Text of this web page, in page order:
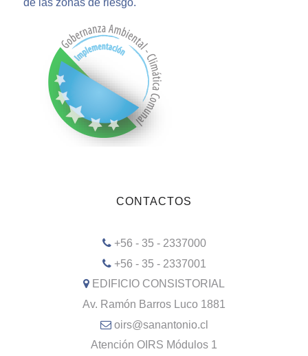
CONTACTOS
+56 - 35 - 2337000
+56 - 35 - 2337001
EDIFICIO CONSISTORIAL
Av. Ramón Barros Luco 1881
oirs@sanantonio.cl
Atención OIRS Módulos 1